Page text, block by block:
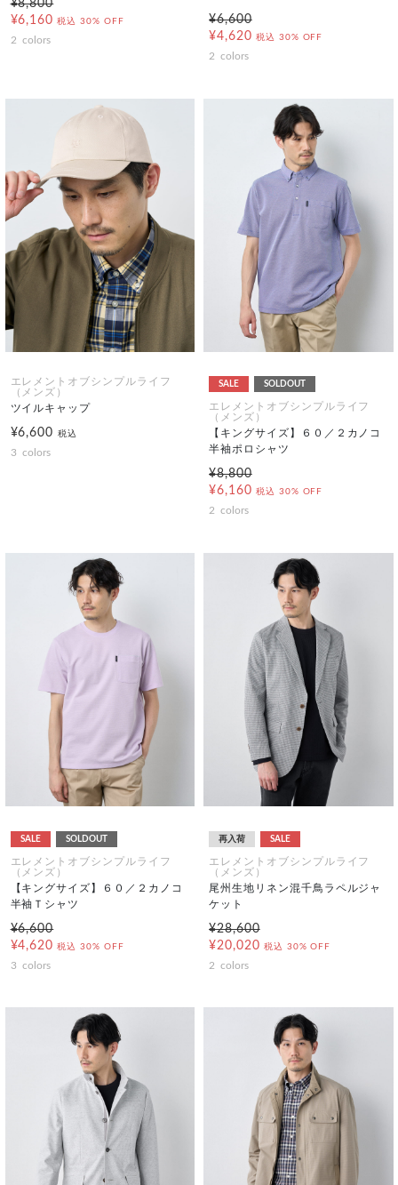
¥8,800
¥6,160 税込 30% OFF
2 colors
¥6,600
¥4,620 税込 30% OFF
2 colors
エレメントオブシンプルライフ
（メンズ）
ツイルキャップ
¥6,600税込
3 colors
SALE SOLDOUT
エレメントオブシンプルライフ
（メンズ）
【キングサイズ】６０／２カノコ
半袖ポロシャツ
¥8,800
¥6,160 税込 30% OFF
2 colors
SALE SOLDOUT
エレメントオブシンプルライフ
（メンズ）
【キングサイズ】６０／２カノコ
半袖Ｔシャツ
¥6,600
¥4,620 税込 30% OFF
3 colors
再入荷 SALE
エレメントオブシンプルライフ
（メンズ）
尾州生地リネン混千鳥ラペルジャ
ケット
¥28,600
¥20,020 税込 30% OFF
2 colors